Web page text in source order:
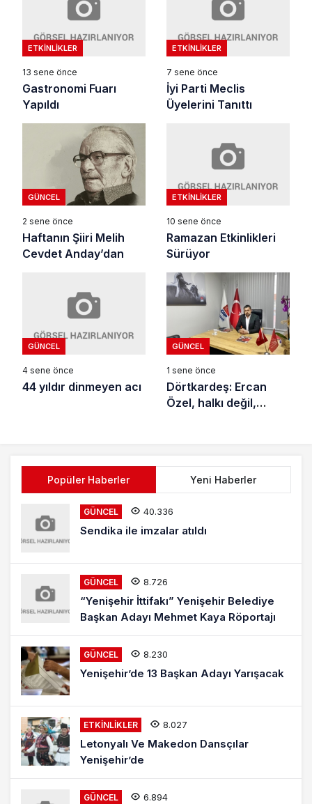
ETKINLIKLER
13 sene önce
Gastronomi Fuarı
Yapıldı
ETKINLIKLER
7 sene önce
İyi Parti Meclis
Üyelerini Tanıttı
GÜNCEL
2 sene önce
Haftanın Şiiri Melih
Cevdet Anday’dan
ETKINLIKLER
10 sene önce
Ramazan Etkinlikleri
Sürüyor
GÜNCEL
4 sene önce
44 yıldır dinmeyen acı
GÜNCEL
1 sene önce
Dörtkardeş: Ercan
Özel, halkı değil,
Popüler Haberler Yeni Haberler
GÜNCEL 40.336
Sendika ile imzalar atıldı
GÜNCEL 8.726
“Yenişehir İttifakı” Yenişehir Belediye
Başkan Adayı Mehmet Kaya Röportajı
GÜNCEL 8.230
Yenişehir’de 13 Başkan Adayı Yarışacak
ETKINLIKLER 8.027
Letonyalı Ve Makedon Dansçılar
Yenişehir’de
GÜNCEL 6.894